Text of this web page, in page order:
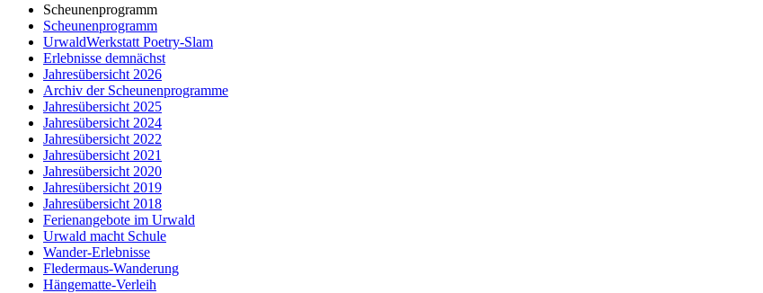
Scheunenprogramm
Scheunenprogramm
UrwaldWerkstatt Poetry-Slam
Erlebnisse demnächst
Jahresübersicht 2026
Archiv der Scheunenprogramme
Jahresübersicht 2025
Jahresübersicht 2024
Jahresübersicht 2022
Jahresübersicht 2021
Jahresübersicht 2020
Jahresübersicht 2019
Jahresübersicht 2018
Ferienangebote im Urwald
Urwald macht Schule
Wander-Erlebnisse
Fledermaus-Wanderung
Hängematte-Verleih